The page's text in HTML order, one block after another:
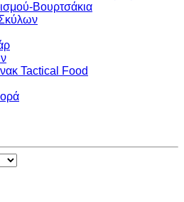
Βουρτσάκια
Tactical Food